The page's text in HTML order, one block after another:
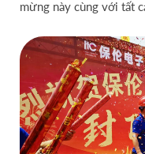
mừng này cùng với tất